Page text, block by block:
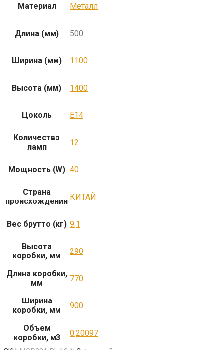
Материал Металл
Длина (мм) 500
Ширина (мм) 1100
Высота (мм) 1400
Цоколь E14
Количество
ламп
12
Мощность (W) 40
Страна
происхождения КИТАЙ
Вес брутто (кг) 9,1
Высота
коробки, мм
290
Длина коробки,
мм
770
Ширина
коробки, мм
900
Объем
коробки, м3
0,20097